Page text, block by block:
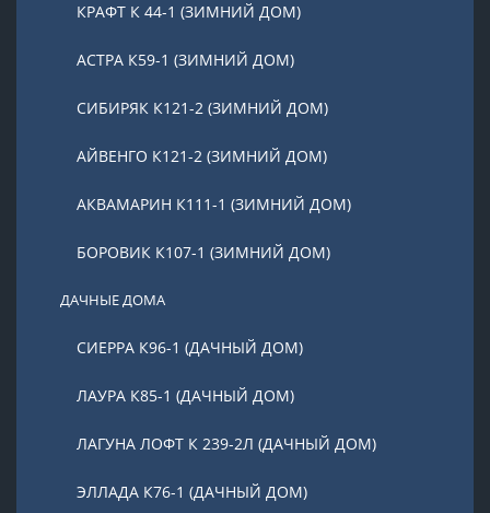
КРАФТ К 44-1 (ЗИМНИЙ ДОМ)
АСТРА К59-1 (ЗИМНИЙ ДОМ)
СИБИРЯК К121-2 (ЗИМНИЙ ДОМ)
АЙВЕНГО К121-2 (ЗИМНИЙ ДОМ)
АКВАМАРИН К111-1 (ЗИМНИЙ ДОМ)
БОРОВИК К107-1 (ЗИМНИЙ ДОМ)
ДАЧНЫЕ ДОМА
СИЕРРА К96-1 (ДАЧНЫЙ ДОМ)
ЛАУРА К85-1 (ДАЧНЫЙ ДОМ)
ЛАГУНА ЛОФТ К 239-2Л (ДАЧНЫЙ ДОМ)
ЭЛЛАДА К76-1 (ДАЧНЫЙ ДОМ)